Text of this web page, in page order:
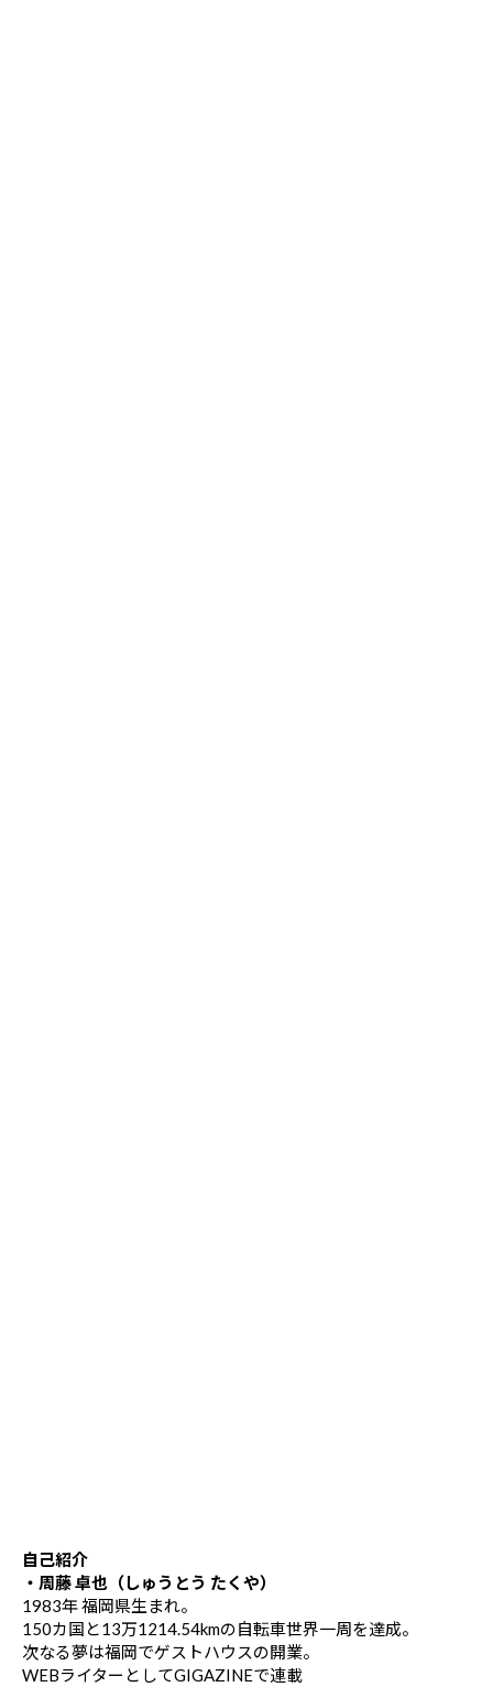
自己紹介
・周藤 卓也（しゅうとう たくや）
1983年 福岡県生まれ。
150カ国と13万1214.54kmの自転車世界一周を達成。
次なる夢は福岡でゲストハウスの開業。
WEBライターとしてGIGAZINEで連載